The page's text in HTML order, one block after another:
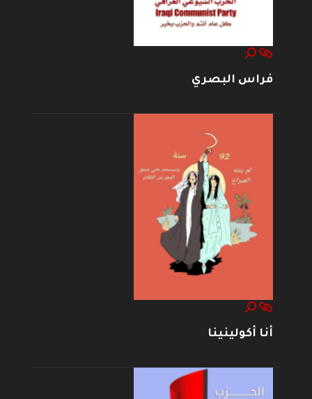
فراس البصري
أنا أكولينينا